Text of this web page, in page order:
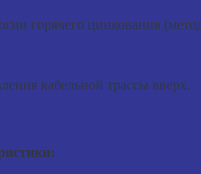
горячего цинкования
кабельной трассы вверх.